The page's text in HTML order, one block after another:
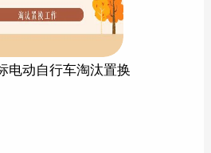
电动自行车淘汰置换